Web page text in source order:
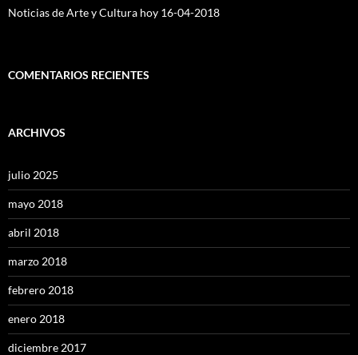
Noticias de Arte y Cultura hoy 16-04-2018
COMENTARIOS RECIENTES
ARCHIVOS
julio 2025
mayo 2018
abril 2018
marzo 2018
febrero 2018
enero 2018
diciembre 2017